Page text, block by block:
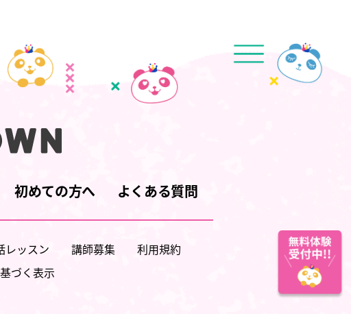
初めての方へ よくある質問
レッスン 講師募集
利用規約
づく表示